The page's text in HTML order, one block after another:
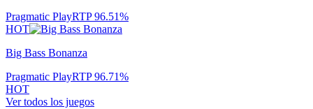
Pragmatic PlayRTP96.51%
HOT
Big Bass Bonanza
Pragmatic PlayRTP96.71%
HOT
Ver todos los juegos